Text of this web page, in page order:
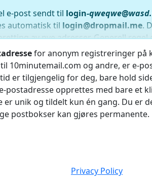
e-post sendt til login-qweqwe@wasd.
automatisk til login@dropmail.me.
av nye adresser. Generell regel
e-post tekst etter(at)
,
hovedadressen. Utvidede
for anonym registreringer på
10minutemail.com og andre, er e-
er tilgjengelig for deg, bare hold
postadresse opprettes med bare et
unik og tildelt kun én gang. Du er
postbokser kan gjøres permanente.
Privacy Policy